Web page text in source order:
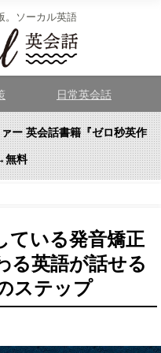
。ソーカル英語
日常英会話
ー 英会話書籍『ゼロ秒英作
無料
ている発音矯正
る英語が話せる
ステップ